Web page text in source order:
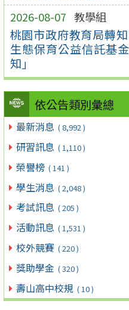
2026-08-07 教學組
桃園市政府教育局轉
生態保育公益信託基
知」
依公告類別彙總
最新消息 ( 8,992 )
研習訊息 ( 1,110 )
榮譽榜 ( 141 )
學生消息 ( 2,048 )
考試訊息 ( 205 )
活動訊息 ( 1,531 )
校外競賽 ( 220 )
獎助學金 ( 320 )
壽山高中校規 ( 10 )